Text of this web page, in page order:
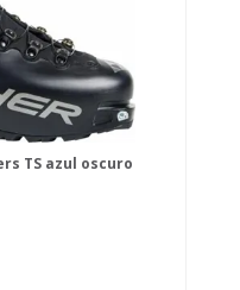
TS azul oscuro